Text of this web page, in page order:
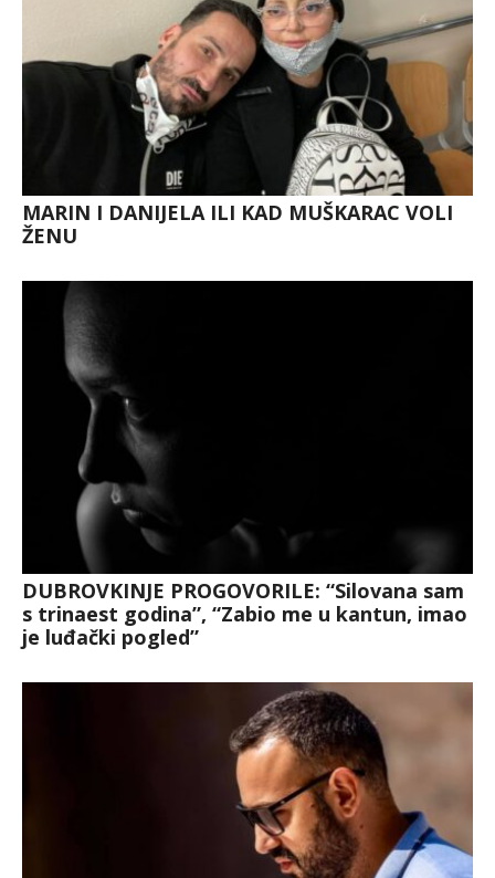
MARIN I DANIJELA ILI KAD MUŠKARAC VOLI
ŽENU
DUBROVKINJE PROGOVORILE: “Silovana sam
s trinaest godina”, “Zabio me u kantun, imao
je luđački pogled”